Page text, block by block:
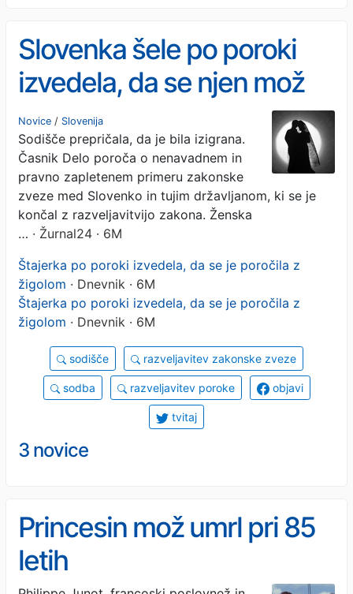
Slovenka šele po poroki
izvedela, da se njen mož
prodaja za denar
Novice / Slovenija
Sodišče prepričala, da je bila izigrana.
Časnik Delo poroča o nenavadnem in
pravno zapletenem primeru zakonske
zveze med Slovenko in tujim državljanom, ki se je
končal z razveljavitvijo zakona. Ženska
… · Žurnal24 · 6M
Štajerka po poroki izvedela, da se je poročila z
žigolom · Dnevnik · 6M
Štajerka po poroki izvedela, da se je poročila z
žigolom · Dnevnik · 6M
sodišče razveljavitev zakonske zveze
sodba razveljavitev poroke objavi
tvitaj
3 novice
Princesin mož umrl pri 85
letih